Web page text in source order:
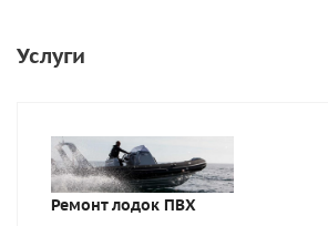
Услуги
Ремонт лодок ПВХ